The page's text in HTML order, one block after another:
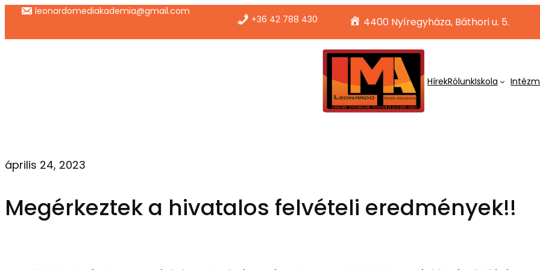
Ugrás
leonardomediakademia@gmail.com
+36 42 788 430 4400 Nyíregyháza, Báthori u. 5.
HírekRólunkIskola
április 24, 2023
Megérkeztek a hivatalos felvételi eredmények!!